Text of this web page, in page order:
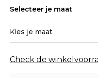
Selecteer je maat
Kies je maat
Check de